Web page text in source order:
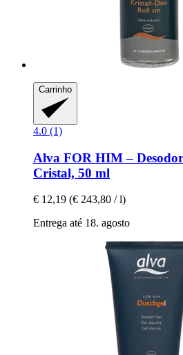
Carrinho
4.0 (1)
Alva FOR HIM –
Cristal, 50 ml
€ 12,19 (€ 243,80 / l)
Entrega até 18. agosto